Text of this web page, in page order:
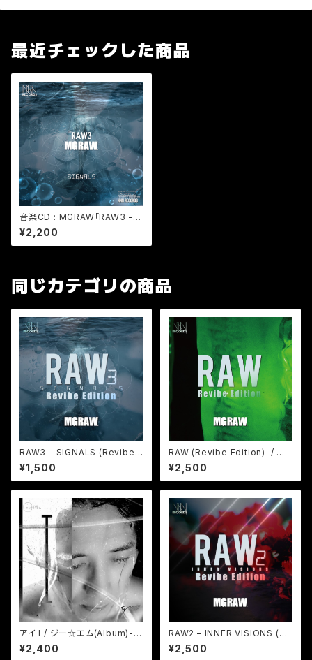
最近チェックした商品
音楽CD : MGRAW「RAW3 -SI
GNALS」 (Album簡易パッケー
ジ)- 在庫限り
¥2,200
同じカテゴリの商品
RAW3 – SIGNALS (Revibe E
dition) / MGRAW (デジタルコ
ンテンツ WAV&mp3)
¥1,500
RAW (Revibe Edition) / MG
RAW (デジタルコンテンツ WAV
&mp3)
¥2,500
アイ I / ジー☆エム(Album)-
WAV&mp3
¥2,400
RAW2 – INNER VISIONS (Re
vibe Edition) / MGRAW (デ
ジタルコンテンツ WAV&mp3)
¥2,500